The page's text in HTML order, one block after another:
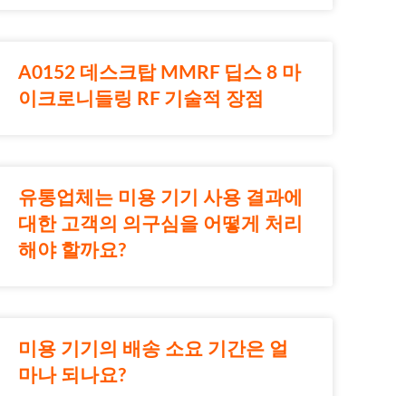
A0152 데스크탑 MMRF 딥스 8 마
이크로니들링 RF 기술적 장점
유통업체는 미용 기기 사용 결과에
대한 고객의 의구심을 어떻게 처리
해야 할까요?
미용 기기의 배송 소요 기간은 얼
마나 되나요?